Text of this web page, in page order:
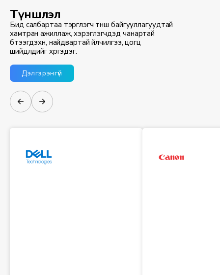
Түншлэл
Бид салбартаа тэргүүлэгч түнш байгууллагуудтай
хамтран ажиллаж, хэрэглэгчдэд чанартай
бүтээгдэхүүн, найдвартай үйлчилгээ, цогц
шийдлүүдийг хүргэдэг.
Дэлгэрэнгүй